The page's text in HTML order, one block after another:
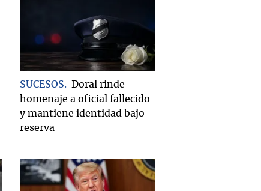
SUCESOS
Doral rinde
homenaje a oficial fallecido
y mantiene identidad bajo
reserva